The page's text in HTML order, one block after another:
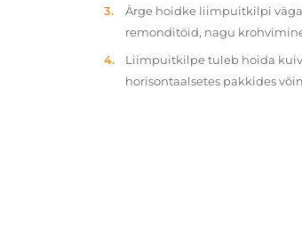
Ärge hoidke liimpuitkilpi väga
remonditöid, nagu
Liimpuitkilpe tuleb hoida
horisontaalsetes pakkides